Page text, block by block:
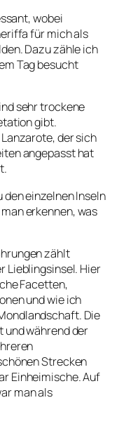
wobei
für mich als
Dazu zähle ich
Tag besucht
sehr trockene
gibt.
der sich
angepasst hat
den einzelnen Inseln
erkennen, was
zählt
Lieblingsinsel. Hier
Facetten,
und wie ich
Die
und während der
Strecken
Einheimische. Auf
man als